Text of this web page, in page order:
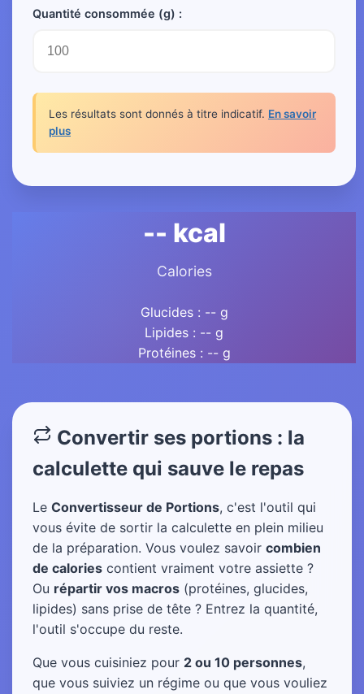
Quantité consommée (g) :
Les résultats sont donnés à titre indicatif. En savoir
plus
-- kcal
Calories
Glucides : -- g
Lipides : -- g
Protéines : -- g
Convertir ses portions : la
calculette qui sauve le repas
Le Convertisseur de Portions, c'est l'outil qui
vous évite de sortir la calculette en plein milieu
de la préparation. Vous voulez savoir combien
de calories contient vraiment votre assiette ?
Ou répartir vos macros (protéines, glucides,
lipides) sans prise de tête ? Entrez la quantité,
l'outil s'occupe du reste.
Que vous cuisiniez pour 2 ou 10 personnes,
que vous suiviez un régime ou que vous vouliez